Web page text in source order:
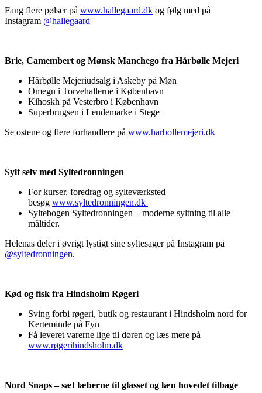
Fang flere pølser på www.hallegaard.dk og følg med på
Instagram @hallegaard
Brie, Camembert og Mønsk Manchego fra Hårbølle Mejeri
Hårbølle Mejeriudsalg i Askeby på Møn
Omegn i Torvehallerne i København
Kihoskh på Vesterbro i København
Superbrugsen i Lendemarke i Stege
Se ostene og flere forhandlere på www.harbollemejeri.dk
Sylt selv med Syltedronningen
For kurser, foredrag og sylteværksted
besøg www.syltedronningen.dk
Syltebogen Syltedronningen – moderne syltning til alle
måltider.
Helenas deler i øvrigt lystigt sine syltesager på Instagram på
@syltedronningen.
Kød og fisk fra Hindsholm Røgeri
Sving forbi røgeri, butik og restaurant i Hindsholm nord for
Kerteminde på Fyn
Få leveret varerne lige til døren og læs mere på
www.røgerihindsholm.dk
Nord Snaps – sæt læberne til glasset og læn hovedet tilbage